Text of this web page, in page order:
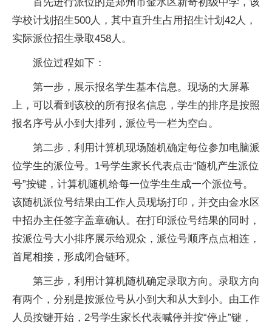
学校计划招生500人，其中直升生占用招生计划42人，
实际派位招生录取458人。
派位过程如下：
第一步，展示报名学生基本信息。现场的大屏幕
上，可以看到该校的所有报名信息，学生的排序是按照
报名序号从小到大排列，派位号一栏为空白。
第二步，利用计算机现场随机确定每位参加电脑派
位学生的派位号。1号学生家长代表点击“随机产生派位
号”按键，计算机随机给每一位学生生成一个派位号。
该随机派位号结果由工作人员现场打印，并交由金水区
中招办主任签字盖章确认。在打印派位号结果的同时，
按派位号大小排序展示给观众，派位号顺序点点相连，
首尾相接，形成闭合链环。
第三步，利用计算机随机确定录取方向。录取方向
有两个，分别是按派位号从小到大和从大到小。由工作
人员按键开始，2号学生家长代表喊停并按“停止”键，